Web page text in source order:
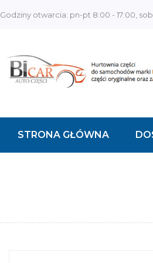
Godziny otwarcia: pn-pt 8:00 - 17:00,
STRONA GŁÓWNA